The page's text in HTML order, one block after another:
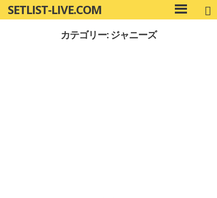
ン
SETLIST-LIVE.COM
メ
イ
カテゴリー: ジャニーズ